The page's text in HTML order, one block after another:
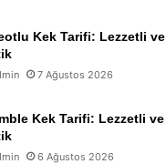
Kek Tarifi: Lezzetli ve
7 Ağustos 2026
Kek Tarifi: Lezzetli ve
6 Ağustos 2026